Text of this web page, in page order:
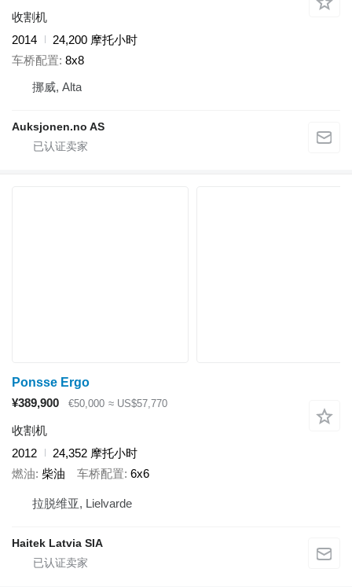
收割机
2014
24,200 摩托小时
车桥配置 8x8
挪威, Alta
Auksjonen.no AS
Ponsse Ergo
¥389,900
€50,000 ≈ US$57,770
收割机
2012
24,352 摩托小时
燃油 柴油 车桥配置 6x6
拉脱维亚, Lielvarde
Haitek Latvia SIA